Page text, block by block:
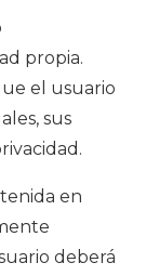
propia.
el usuario
sus
en
deberá